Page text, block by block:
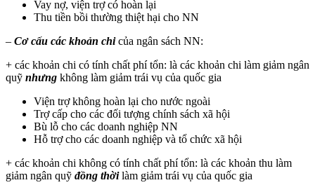
Vay nợ, viện trợ có hoàn lại
Thu tiền bồi thường thiệt hại cho NN
– Cơ cấu các khoản chicủa ngân sách NN:
+ các khoản chi có tính chất phí tổn: là các khoản chi làm giảm ngân
quỹ nhưng không làm giảm trái vụ của quốc gia
Viện trợ không hoàn lại cho nước ngoài
Trợ cấp cho các đối tượng chính sách xã hội
Bù lỗ cho các doanh nghiệp NN
Hỗ trợ cho các doanh nghiệp và tổ chức xã hội
+ các khoản chi không có tính chất phí tổn: là các khoản thu làm
giảm ngân quỹ đồng thờilàm giảm trái vụ của quốc gia